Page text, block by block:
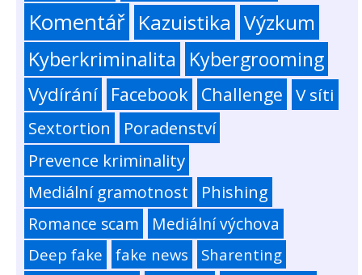
Komentář Kazuistika Výzkum
Kyberkriminalita Kybergrooming
Vydírání Facebook Challenge
V síti
Sextortion
Poradenství
Prevence kriminality
Mediální gramotnost
Phishing
Romance scam
Mediální výchova
Deep fake fake news Sharenting